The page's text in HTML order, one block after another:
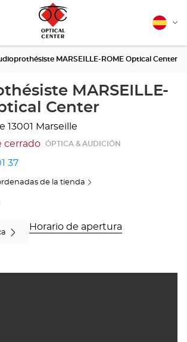
Español
MARSEILLE-ROME Optical Center
MARSEILLE-
Center
13001 Marseille
cerrado
ÓPTICA & AUDICIÓN
37
de la tienda
Horario de apertura